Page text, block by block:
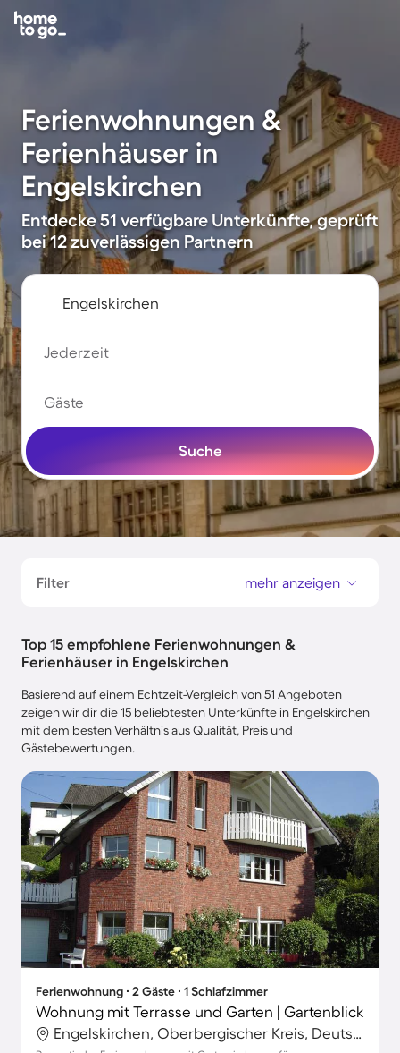
Ferienwohnungen &
Ferienhäuser in
Engelskirchen
Entdecke 51 verfügbare Unterkünfte, geprüft
bei 12 zuverlässigen Partnern
Jederzeit
Gäste
Suche
Filter mehr anzeigen
Top 15 empfohlene Ferienwohnungen &
Ferienhäuser in Engelskirchen
Basierend auf einem Echtzeit-Vergleich von 51 Angeboten
zeigen wir dir die 15 beliebtesten Unterkünfte in Engelskirchen
mit dem besten Verhältnis aus Qualität, Preis und
Gästebewertungen.
Ferienwohnung ∙ 2 Gäste ∙ 1 Schlafzimmer
Wohnung mit Terrasse und Garten | Gartenblick
Engelskirchen, Oberbergischer Kreis, Deutschland